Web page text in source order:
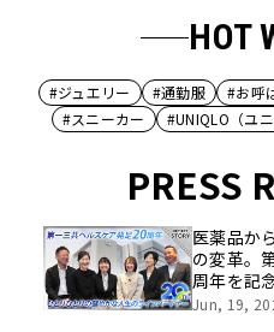
HOT
#ジュエリー #通勤服 #お呼
#スニーカー
#UNIQLO（ユニ
PRESS
医薬品か
の変革。
周年を記
挑戦の舞
Jun, 19,